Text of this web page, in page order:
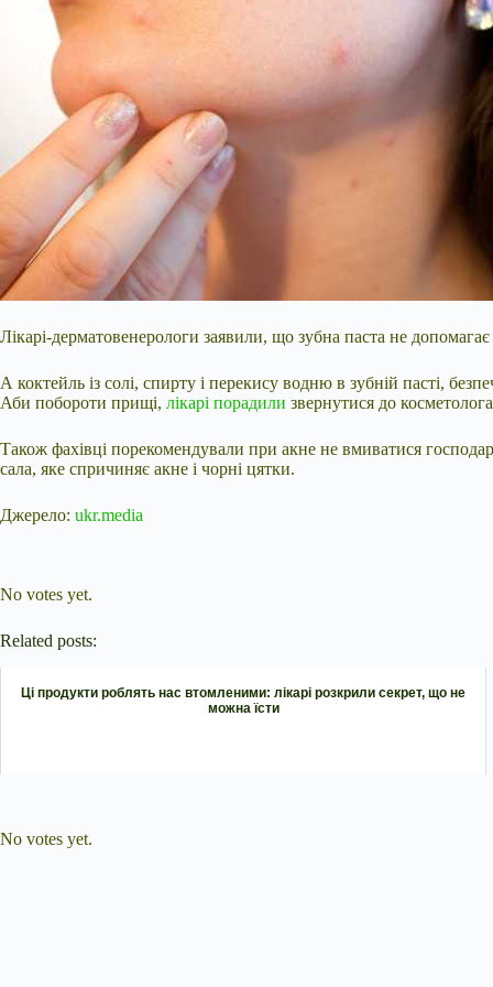
Лікарі-дерматовенерологи заявили, що зубна паста не
А коктейль із солі, спирту і перекису водню в зубній пасті,
Аби побороти прищі, лікарі порадили звернутися до
Також фахівці порекомендували при акне не вмиватися
сала, яке спричиняє акне і чорні цятки.
Джерело: ukr.media
No votes yet.
Related posts:
Ці продукти роблять нас втомленими: лікарі розкрили секрет, що не
можна їсти
No votes yet.